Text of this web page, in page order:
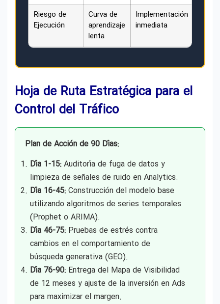
Riesgo de
Ejecución
Curva de
aprendizaje
lenta
Implementación
inmediata
Hoja de Ruta Estratégica para el
Control del Tráfico
Plan de Acción de 90 Días:
Día 1-15: Auditoría de fuga de datos y
limpieza de señales de ruido en Analytics.
Día 16-45: Construcción del modelo base
utilizando algoritmos de series temporales
(Prophet o ARIMA).
Día 46-75: Pruebas de estrés contra
cambios en el comportamiento de
búsqueda generativa (GEO).
Día 76-90: Entrega del Mapa de Visibilidad
de 12 meses y ajuste de la inversión en Ads
para maximizar el margen.